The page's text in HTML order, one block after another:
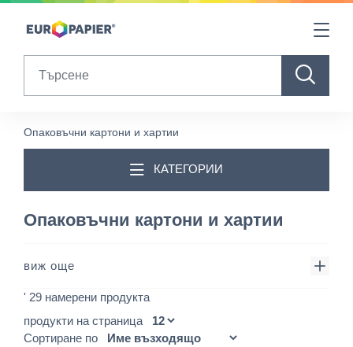
Table Of Content
Опаковъчни картони и хартии
КАТЕГОРИИ
Опаковъчни картони и хартии
виж още
' 29 намерени продукта
продукти на страница
Сортиране по